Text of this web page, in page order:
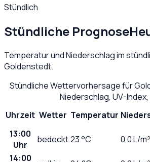
Stündlich
Stündliche Prognose
Temperatur und Niederschlag im
Goldenstedt.
Stündliche Wettervorhersage für
Niederschlag, UV-
Uhrzeit Wetter Temperatur
13:00
Uhr
bedeckt23°C 0,0L/m²
14:00